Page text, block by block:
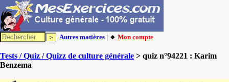
Autres matières | 🔸 Mon compte
Tests / Quiz / Quizz de culture générale > quiz n°94221 : Karim
Benzema